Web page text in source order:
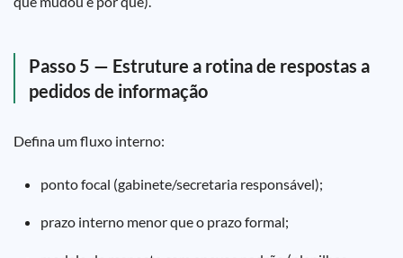
Passo 5 — Estruture a rotina de respostas a
pedidos de informação
Defina um fluxo interno:
ponto focal (gabinete/secretaria responsável);
prazo interno menor que o prazo formal;